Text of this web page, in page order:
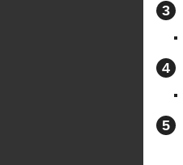
3
4
5